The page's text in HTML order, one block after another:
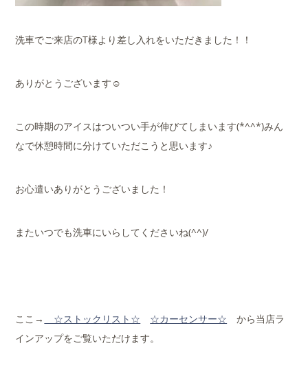
洗車でご来店のT様より差し入れをいただきました！！
ありがとうございます☺
この時期のアイスはついつい手が伸びてしまいます(*^^*)みん
なで休憩時間に分けていただこうと思います♪
お心遣いありがとうございました！
またいつでも洗車にいらしてくださいね(^^)/
ここ→ ☆ストックリ スト☆ ☆カーセンサー☆ から当店ラ
インアップをご覧いただけます。